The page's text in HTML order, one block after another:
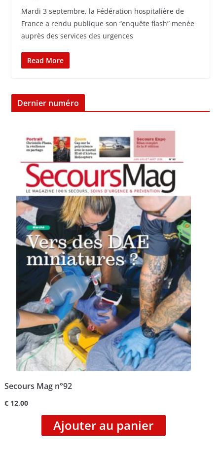
Mardi 3 septembre, la Fédération hospitalière de
France a rendu publique son “enquête flash” menée
auprès des services des urgences
Read More
Dernier numéro
Secours Mag n°92
€12,00
Ajouter au panier